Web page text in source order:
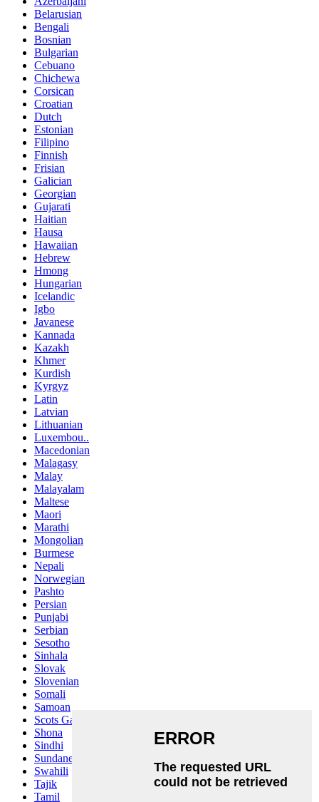
Belarusian
Bengali
Bosnian
Bulgarian
Cebuano
Chichewa
Corsican
Croatian
Dutch
Estonian
Filipino
Finnish
Frisian
Galician
Georgian
Gujarati
Haitian
Hausa
Hawaiian
Hebrew
Hmong
Hungarian
Icelandic
Igbo
Javanese
Kannada
Kazakh
Khmer
Kurdish
Kyrgyz
Latin
Latvian
Lithuanian
Luxembou..
Macedonian
Malagasy
Malay
Malayalam
Maltese
Maori
Marathi
Mongolian
Burmese
Nepali
Norwegian
Pashto
Persian
Punjabi
Serbian
Sesotho
Sinhala
Slovak
Slovenian
Somali
Samoan
Scots Gaelic
Shona
Sindhi
Sundanese
Swahili
Tajik
Tamil